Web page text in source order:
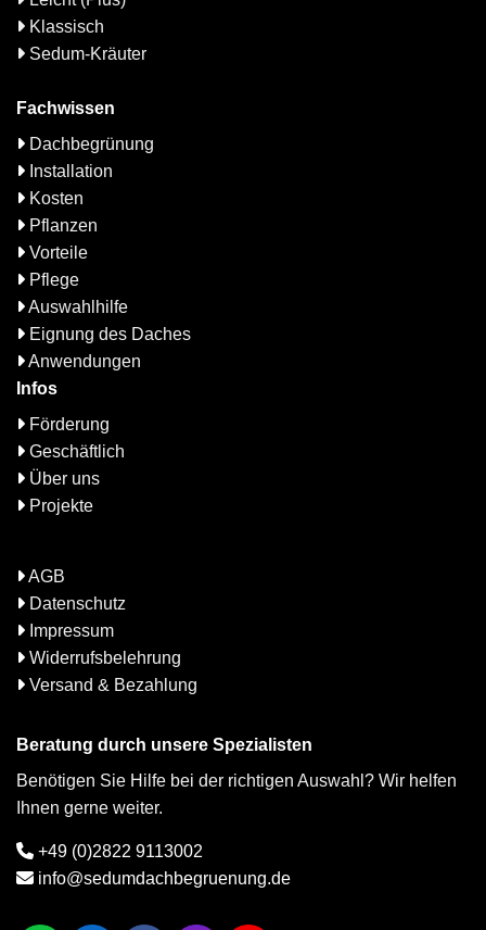
Klassisch
Sedum-Kräuter
Fachwissen
Dachbegrünung
Installation
Kosten
Pflanzen
Vorteile
Pflege
Auswahlhilfe
Eignung des Daches
Anwendungen
Infos
Förderung
Geschäftlich
Über uns
Projekte
AGB
Datenschutz
Impressum
Widerrufsbelehrung
Versand & Bezahlung
Beratung durch unsere Spezialisten
Benötigen Sie Hilfe bei der richtigen Auswahl? Wir helfen
Ihnen gerne weiter.
+49 (0)2822 9113002
info@sedumdachbegruenung.de